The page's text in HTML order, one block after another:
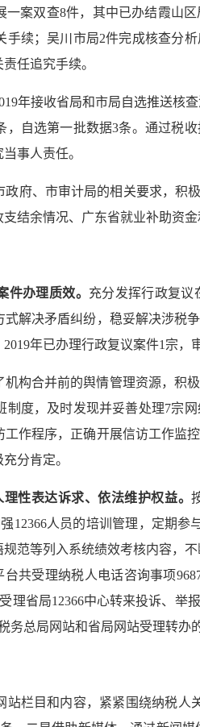
一案双查8件，其中已办结霞山区
手续；吴川市局2件完成核查分
任追究手续。
年接收省局和市局自选推送核
，自选第一批数据3条。通过税
事人责任。
政府、市审计局的相关要求，积
结余情况、广东省就业补助资金
件办理质效。 充分发挥行政复议
解决矛盾纠纷，稳妥解决涉税
2019年已办理行政复议案件1 宗，
机构合并前的舆情管理资源，积
制度，及时发现并妥善处理7宗
作程序，正确开展信访工作监
分肯定。
性表达诉求、依法维护权益。
12366人员的培训管理，定期参
范等列入系统绩效考核内容，
台共受理纳税人电话咨询事项
理省局12366中心转来投诉、举
务总局网站和省局网站受理转办
站栏目和内容，紧紧围绕纳税人